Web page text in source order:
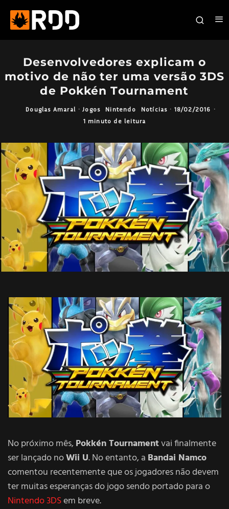
Desenvolvedores explicam o
motivo de não ter uma versão 3DS
de Pokkén Tournament
Douglas Amaral · Jogos Nintendo Notícias · 18/02/2016 ·
1 minuto de leitura
No próximo mês,Pokkén Tournamentvai finalmente
ser lançado noWii U. No entanto, a Bandai Namco
comentou recentemente que os jogadores não devem
ter muitas esperanças do jogo sendo portado para o
Nintendo 3DSem breve.